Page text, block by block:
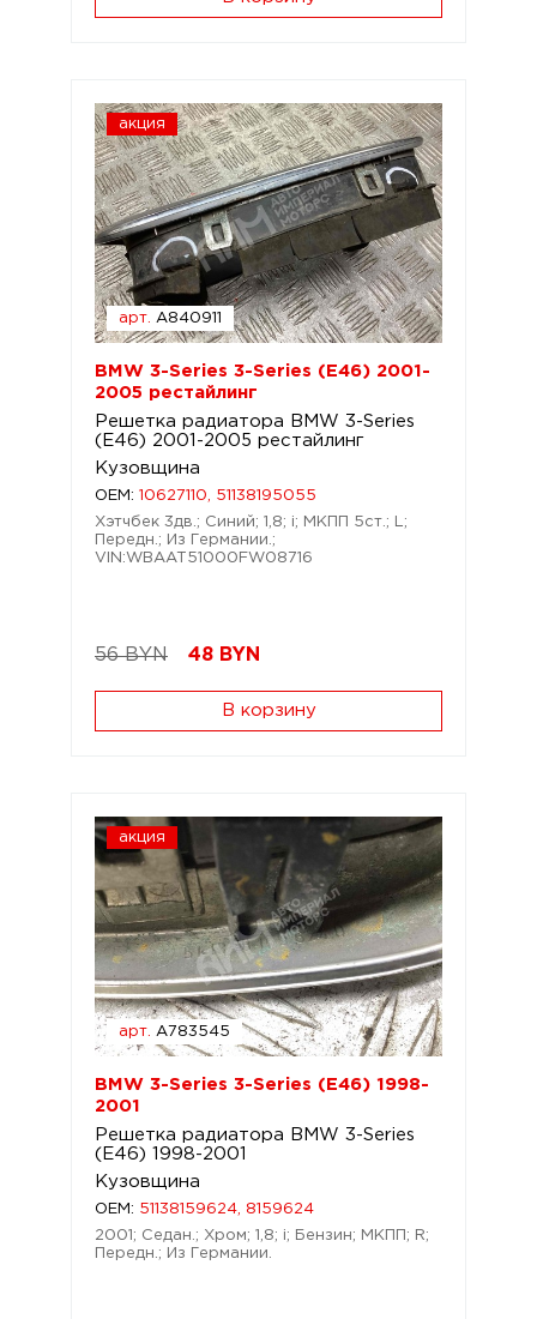
акция
арт. A840911
BMW 3-Series 3-Series (E46) 2001-
2005 рестайлинг
Решетка радиатора BMW 3-Series
(E46) 2001-2005 рестайлинг
Кузовщина
OEM: 10627110, 51138195055
Хэтчбек 3дв.; Синий; 1,8; i; МКПП 5ст.; L;
Передн.; Из Германии.;
VIN:WBAAT51000FW08716
56 BYN 48 BYN
В корзину
акция
арт. A783545
BMW 3-Series 3-Series (E46) 1998-
2001
Решетка радиатора BMW 3-Series
(E46) 1998-2001
Кузовщина
OEM: 51138159624, 8159624
2001; Седан.; Хром; 1,8; i; Бензин; МКПП; R;
Передн.; Из Германии.